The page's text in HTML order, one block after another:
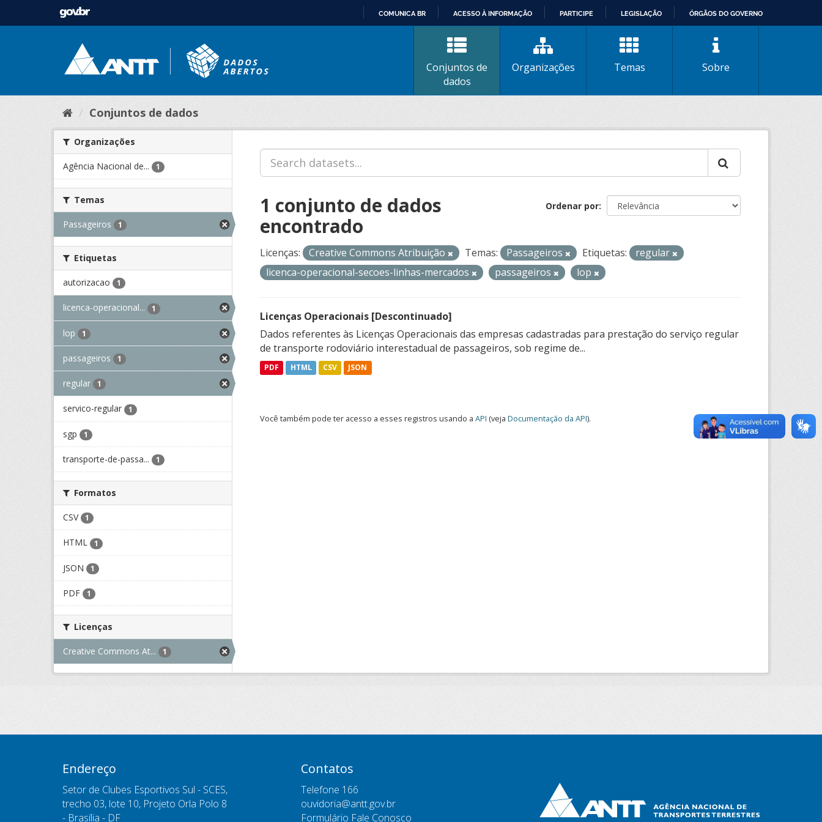
CONTEÚDO
COMUNICA BR ACESSO À INFORMAÇÃO PARTICIPE LEGISLAÇÃO ÓRGÃOS DO GOVERNO
Conjuntos de
dados
Organizações Temas Sobre
Conjuntos de dados
Organizações
Agência Nacional de... 1
Temas
Passageiros 1
Etiquetas
autorizacao 1
licenca-operacional... 1
lop 1
passageiros 1
regular 1
servico-regular 1
sgp 1
transporte-de-passa... 1
Formatos
CSV 1
HTML 1
JSON 1
PDF 1
Licenças
Creative Commons At... 1
Ordenar por
1 conjunto de dados
encontrado
Licenças: Creative Commons Atribuição Temas: Passageiros Etiquetas:
regular
licenca-operacional-secoes-linhas-mercados
passageiros lop
Licenças Operacionais [Descontinuado]
Dados referentes às Licenças Operacionais das empresas cadastradas para prestação do serviço regular
de transporte rodoviário interestadual de passageiros, sob regime de...
PDF HTML CSV JSON
Você também pode ter acesso a esses registros usando a API (veja Documentação da API).
Endereço
Setor de Clubes Esportivos Sul - SCES,
trecho 03, lote 10, Projeto Orla Polo 8
- Brasília - DF
Contatos
Telefone 166
ouvidoria@antt.gov.br
Formulário Fale Conosco